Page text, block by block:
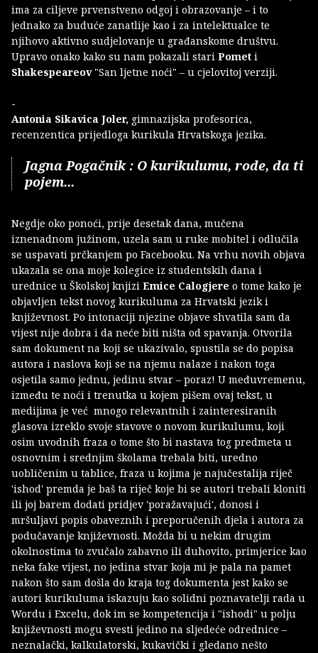
ima za ciljeve prvenstveno odgoj i obrazovanje – i to
jednako za buduće zanatlije kao i za intelektualce te
njihovo aktivno sudjelovanje u građanskome društvu.
Upravo onako kako su nam pokazali stari Pomet i
Shakespeareov"San ljetne noći" – u cjelovitoj verziji.
-
Antonia Sikavica Joler, gimnazijska profesorica,
recenzentica prijedloga kurikula Hrvatskoga jezika.
Jagna Pogačnik : O kurikulumu, rode, da ti
pojem...
Negdje oko ponoći, prije desetak dana, mučena
iznenadnom južinom, uzela sam u ruke mobitel i odlučila
se uspavati prčkanjem po Facebooku. Na vrhu novih objava
ukazala se ona moje kolegice iz studentskih dana i
urednice u Školskoj knjizi Emice Calogjere o tome kako je
objavljen tekst novog kurikuluma za Hrvatski jezik i
književnost. Po intonaciji njezine objave shvatila sam da
vijest nije dobra i da neće biti ništa od spavanja. Otvorila
sam dokument na koji se ukazivalo, spustila se do popisa
autora i naslova koji se na njemu nalaze i nakon toga
osjetila samo jednu, jedinu stvar – poraz! U međuvremenu,
između te noći i trenutka u kojem pišem ovaj tekst, u
medijima je već mnogo relevantnih i zainteresiranih
glasova izreklo svoje stavove o novom kurikulumu, koji
osim uvodnih fraza o tome što bi nastava tog predmeta u
osnovnim i srednjim školama trebala biti, uredno
uobličenim u tablice, fraza u kojima je najučestalija riječ
'ishod' premda je baš ta riječ koje bi se autori trebali kloniti
ili joj barem dodati pridjev 'poražavajući', donosi i
mršuljavi popis obaveznih i preporučenih djela i autora za
podučavanje književnosti. Možda bi u nekim drugim
okolnostima to zvučalo zabavno ili duhovito, primjerice kao
neka fake vijest, no jedina stvar koja mi je pala na pamet
nakon što sam došla do kraja tog dokumenta jest kako se
autori kurikuluma iskazuju kao solidni poznavatelji rada u
Wordu i Excelu, dok im se kompetencija i "ishodi" u polju
književnosti mogu svesti jedino na sljedeće odrednice –
neznalački, kalkulatorski, kukavički i gledano nešto